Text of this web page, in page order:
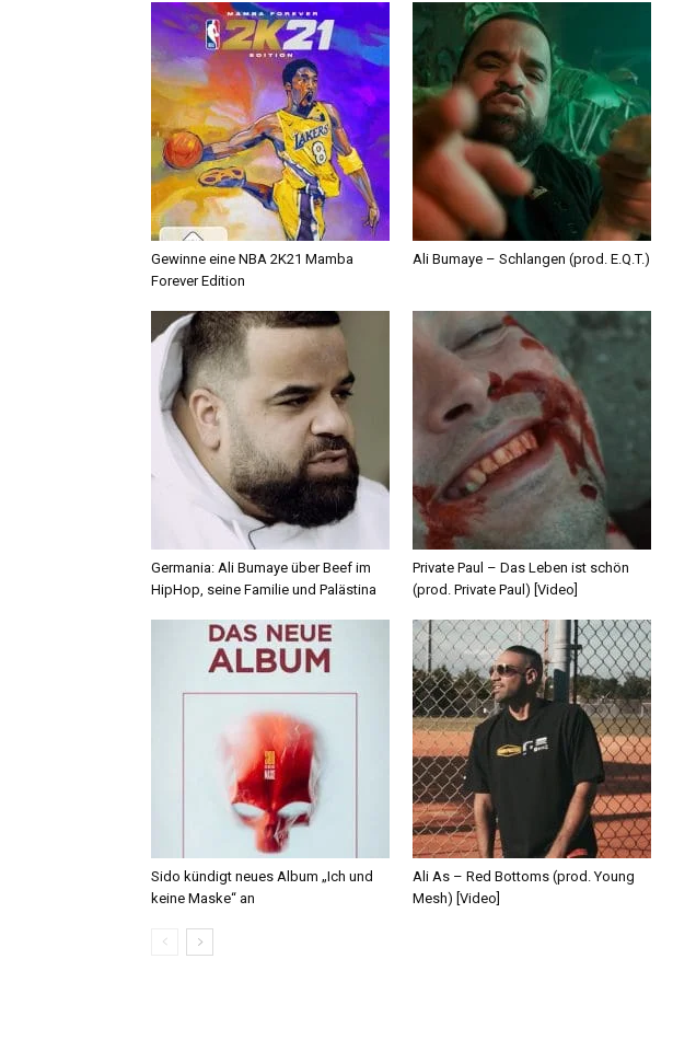
Gewinne eine NBA 2K21 Mamba
Forever Edition
Ali Bumaye – Schlangen (prod. E.Q.T.)
Germania: Ali Bumaye über Beef im
HipHop, seine Familie und Palästina
Private Paul – Das Leben ist schön
(prod. Private Paul) [Video]
Sido kündigt neues Album „Ich und
keine Maske“ an
Ali As – Red Bottoms (prod. Young
Mesh) [Video]